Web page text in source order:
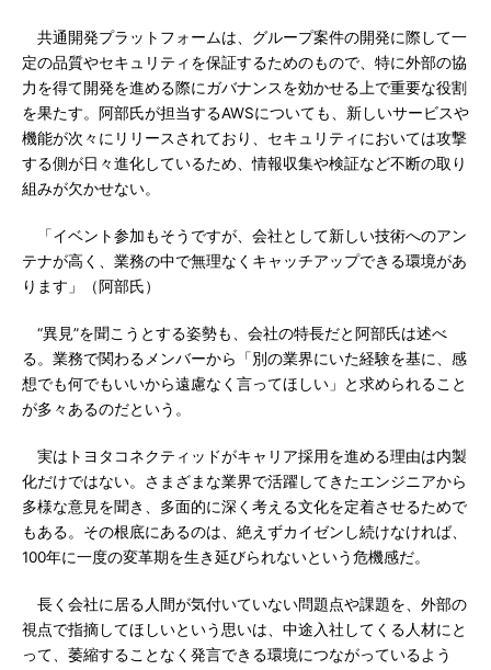
共通開発プラットフォームは、グループ案件の開発に際して一
定の品質やセキュリティを保証するためのもので、特に外部の協
力を得て開発を進める際にガバナンスを効かせる上で重要な役割
を果たす。阿部氏が担当するAWSについても、新しいサービスや
機能が次々にリリースされており、セキュリティにおいては攻撃
する側が日々進化しているため、情報収集や検証など不断の取り
組みが欠かせない。
「イベント参加もそうですが、会社として新しい技術へのアン
テナが高く、業務の中で無理なくキャッチアップできる環境があ
ります」（阿部氏）
“異見”を聞こうとする姿勢も、会社の特長だと阿部氏は述べ
る。業務で関わるメンバーから「別の業界にいた経験を基に、感
想でも何でもいいから遠慮なく言ってほしい」と求められること
が多々あるのだという。
実はトヨタコネクティッドがキャリア採用を進める理由は内製
化だけではない。さまざまな業界で活躍してきたエンジニアから
多様な意見を聞き、多面的に深く考える文化を定着させるためで
もある。その根底にあるのは、絶えずカイゼンし続けなければ、
100年に一度の変革期を生き延びられないという危機感だ。
長く会社に居る人間が気付いていない問題点や課題を、外部の
視点で指摘してほしいという思いは、中途入社してくる人材にと
って、萎縮することなく発言できる環境につながっているよう